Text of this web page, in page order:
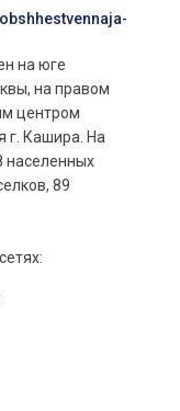
на юге
на правом
центром
г. Кашира. На
населенных
89